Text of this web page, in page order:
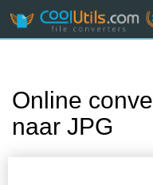
Online
naar JPG